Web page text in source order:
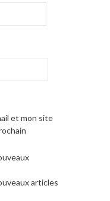
et mon site
articles